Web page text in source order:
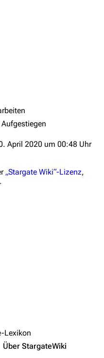
Link
Aufgestiegen
April 2020 um 00:48 Uhr
„Stargate Wiki“-Lizenz,
Lexikon
Über StargateWiki